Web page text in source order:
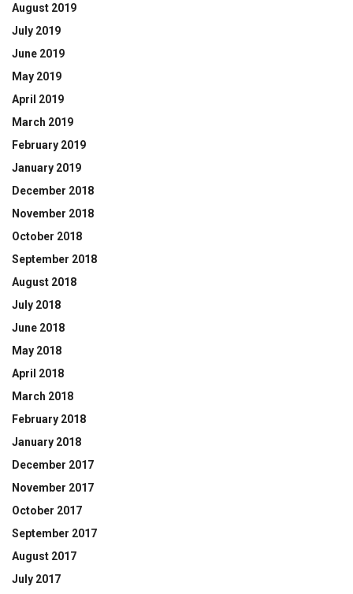
August 2019
July 2019
June 2019
May 2019
April 2019
March 2019
February 2019
January 2019
December 2018
November 2018
October 2018
September 2018
August 2018
July 2018
June 2018
May 2018
April 2018
March 2018
February 2018
January 2018
December 2017
November 2017
October 2017
September 2017
August 2017
July 2017